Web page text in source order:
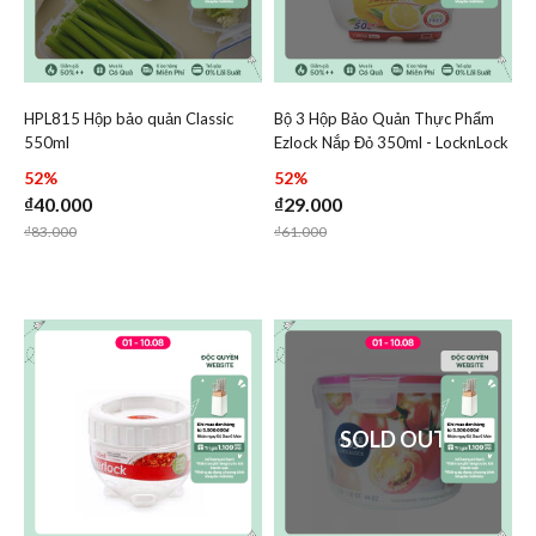
Add HPL815 Hộp bảo quản Classic 550ml to wishlist
Add HPL815 Hộp bảo quản Classic
HPL815 Hộp bảo quản Classic
550ml
52%
₫40.000
Price reduced from
₫83.000to
Add Bộ 3 Hộp Bảo Quản
Add Bộ 3
Bộ 3 Hộp Bảo Quản Thực Phẩm
Ezlock Nắp Đỏ 350ml - LocknLock
52%
₫29.000
Price reduced from
₫61.000to
SOLD OUT